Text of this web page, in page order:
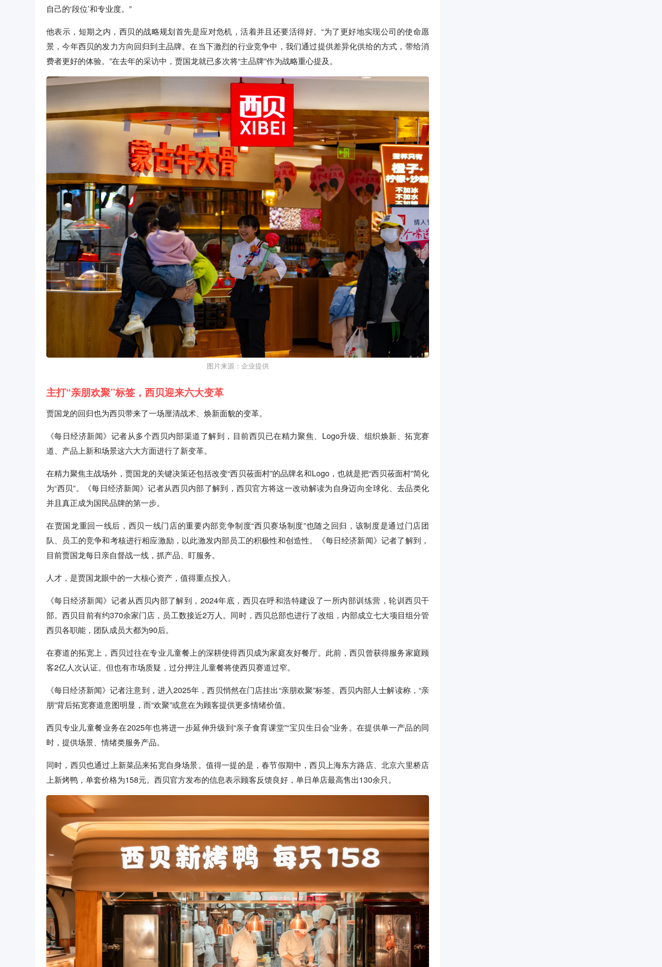
自己的‘段位’和专业度。”
他表示，短期之内，西贝的战略规划首先是应对危机，活着并且还要活得好。“为了更好地实现公司的使命愿
景，今年西贝的发力方向回归到主品牌。在当下激烈的行业竞争中，我们通过提供差异化供给的方式，带给消
费者更好的体验。”在去年的采访中，贾国龙就已多次将“主品牌”作为战略重心提及。
图片来源：企业提供
主打“亲朋欢聚”标签，西贝迎来六大变革
贾国龙的回归也为西贝带来了一场厘清战术、焕新面貌的变革。
《每日经济新闻》记者从多个西贝内部渠道了解到，目前西贝已在精力聚焦、Logo升级、组织焕新、拓宽赛
道、产品上新和场景这六大方面进行了新变革。
在精力聚焦主战场外，贾国龙的关键决策还包括改变“西贝莜面村”的品牌名和Logo，也就是把“西贝莜面村”简化
为“西贝”。《每日经济新闻》记者从西贝内部了解到，西贝官方将这一改动解读为自身迈向全球化、去品类化
并且真正成为国民品牌的第一步。
在贾国龙重回一线后，西贝一线门店的重要内部竞争制度“西贝赛场制度”也随之回归，该制度是通过门店团
队、员工的竞争和考核进行相应激励，以此激发内部员工的积极性和创造性。《每日经济新闻》记者了解到，
目前贾国龙每日亲自督战一线，抓产品、盯服务。
人才，是贾国龙眼中的一大核心资产，值得重点投入。
《每日经济新闻》记者从西贝内部了解到，2024年底，西贝在呼和浩特建设了一所内部训练营，轮训西贝干
部。西贝目前有约370余家门店，员工数接近2万人。同时，西贝总部也进行了改组，内部成立七大项目组分管
西贝各职能，团队成员大都为90后。
在赛道的拓宽上，西贝过往在专业儿童餐上的深耕使得西贝成为家庭友好餐厅。此前，西贝曾获得服务家庭顾
客2亿人次认证。但也有市场质疑，过分押注儿童餐将使西贝赛道过窄。
《每日经济新闻》记者注意到，进入2025年，西贝悄然在门店挂出“亲朋欢聚”标签。西贝内部人士解读称，“亲
朋”背后拓宽赛道意图明显，而“欢聚”或意在为顾客提供更多情绪价值。
西贝专业儿童餐业务在2025年也将进一步延伸升级到“亲子食育课堂”“宝贝生日会”业务。在提供单一产品的同
时，提供场景、情绪类服务产品。
同时，西贝也通过上新菜品来拓宽自身场景。值得一提的是，春节假期中，西贝上海东方路店、北京六里桥店
上新烤鸭，单套价格为158元。西贝官方发布的信息表示顾客反馈良好，单日单店最高售出130余只。